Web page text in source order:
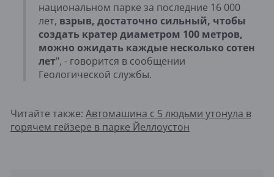
национальном парке за последние 16 000
лет, взрыв, достаточно сильный, чтобы
создать кратер диаметром 100 метров,
можно ожидать каждые несколько сотен
лет", - говорится в сообщении
Геологической службы.
Читайте также: Автомашина с 5 людьми утонула в
горячем гейзере в парке Йеллоустон